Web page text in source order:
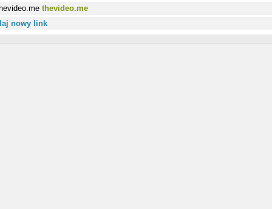
thevideo.me
nowy link